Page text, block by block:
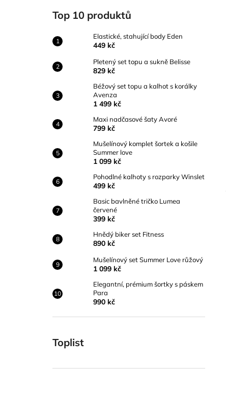
Top 10 produktů
Elastické, stahující body Eden
449 kč
Pletený set topu a sukně Belisse
829 kč
Béžový set topu a kalhot s korálky
Avenza
1 499 kč
Maxi nadčasové šaty Avoré
799 kč
Mušelínový komplet šortek a košile
Summer love
1 099 kč
Pohodlné kalhoty s rozparky Winslet
499 kč
Basic bavlněné tričko Lumea
červené
399 kč
Hnědý biker set Fitness
890 kč
Mušelínový set Summer Love růžový
1 099 kč
Elegantní, prémium šortky s páskem
Para
990 kč
Toplist
449 kč